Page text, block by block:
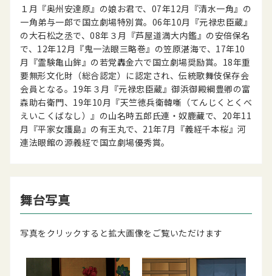
１月『奥州安達原』の娘お君で、07年12月『清水一角』の
一角弟与一郎で国立劇場特別賞。06年10月『元禄忠臣蔵』
の大石松之丞で、08年３月『芦屋道満大内鑑』の安倍保名
で、12年12月『鬼一法眼三略巻』の笠原湛海で、17年10
月『霊験亀山鉾』の若党轟金六で国立劇場奨励賞。18年重
要無形文化財（総合認定）に認定され、伝統歌舞伎保存会
会員となる。19年３月『元禄忠臣蔵』御浜御殿綱豊卿の富
森助右衛門、19年10月『天竺徳兵衛韓噺（てんじくとくべ
えいこくばなし）』の山名時五郎氏連・奴鹿藏で、20年11
月『平家女護島』の有王丸で、21年7月『義経千本桜』河
連法眼館の源義経で国立劇場優秀賞。
舞台写真
写真をクリックすると拡大画像をご覧いただけます